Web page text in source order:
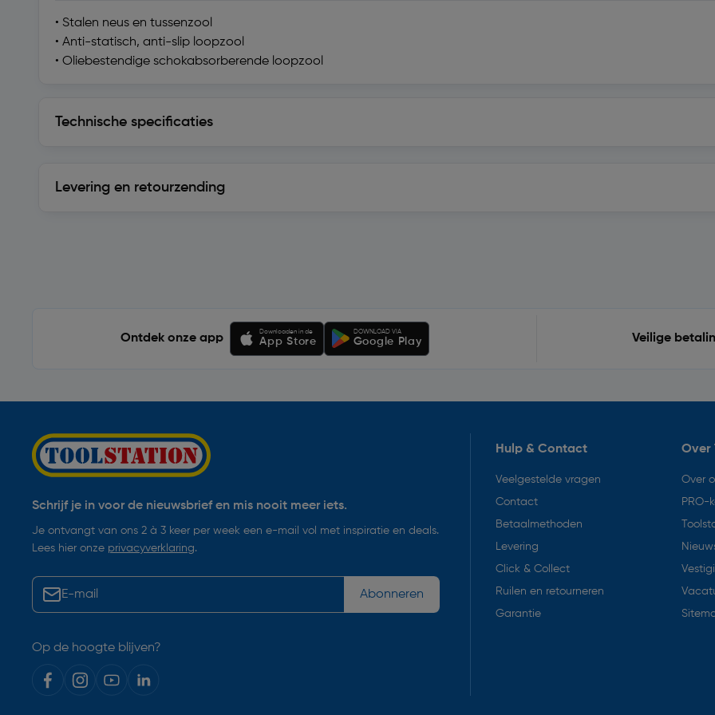
• Stalen neus en tussenzool
• Anti-statisch, anti-slip loopzool
• Oliebestendige schokabsorberende loopzool
Technische specificaties
Levering en retourzending
Ontdek onze app
Downloaden in de
App Store
DOWNLOAD VIA
Google Play Veilige
Schrijf je in voor de nieuwsbrief en mis nooit meer iets.
Je ontvangt van ons 2 à 3 keer per week een e-mail vol met inspiratie en deals.
Lees hier onze privacyverklaring.
Abonneren
Op de hoogte blijven?
Hulp & Contact
Veelgestelde vragen
Contact
Betaalmethoden
Levering
Click & Collect
Ruilen en retourneren
Garantie
Over
Over
PRO-